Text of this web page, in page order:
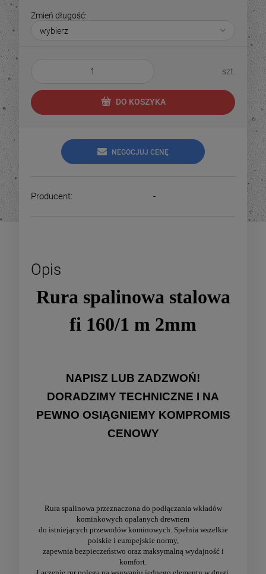
Zmień długość:
szt.
DO KOSZYKA
NEGOCJUJ CENĘ
Producent: -
Opis
Rura spalinowa stalowa
fi 160/1 m 2mm
NAPISZ LUB ZADZWOŃ!
DORADZIMY TECHNICZNE I NA
PEWNO OSIĄGNIEMY KOMPROMIS
CENOWY
Rura spalinowa przeznaczona do podłączania wkładów
kominkowych opalanych drewnem
do istniejących przewodów kominowych. Spełnia wszelkie
polskie i europejskie normy,
zapewnia bezpieczeństwo oraz maksymalną wydajność i
komfort.